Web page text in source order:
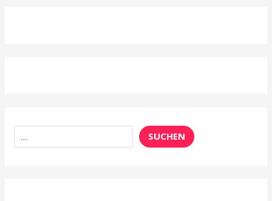
SUCHEN